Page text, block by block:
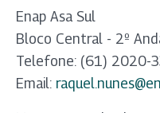
Enap Asa Sul
Bloco Central - 2º
Telefone: (61) 2020-
Email: